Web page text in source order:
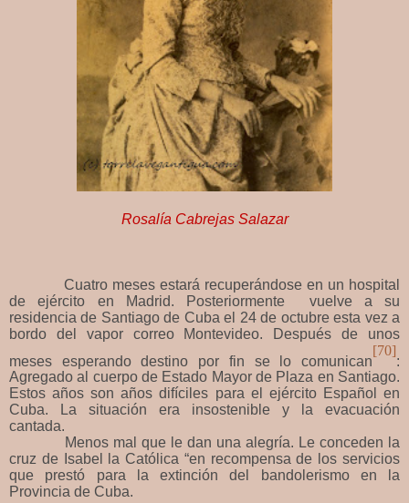
Rosalía Cabrejas Salazar
Cuatro meses estará recuperándose en un hospital
de ejército en Madrid. Posteriormente vuelve a su
residencia de Santiago de Cuba el 24 de octubre esta vez a
bordo del vapor correo Montevideo. Después de unos
meses esperando destino por fin se lo comunican
[70]
:
Agregado al cuerpo de Estado Mayor de Plaza en Santiago.
Estos años son años difíciles para el ejército Español en
Cuba. La situación era insostenible y la evacuación
cantada.
Menos mal que le dan una alegría. Le conceden la
cruz de Isabel la Católica “en recompensa de los servicios
que prestó para la extinción del bandolerismo en la
Provincia de Cuba.